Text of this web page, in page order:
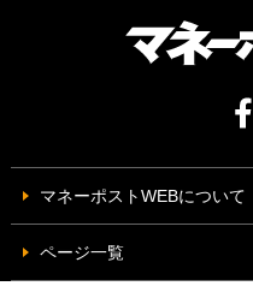
マネーポストWEBについて
ページ一覧